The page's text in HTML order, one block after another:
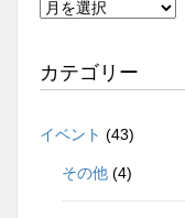
ア
カ
イ
カテゴリー
イベント (43)
その他 (4)